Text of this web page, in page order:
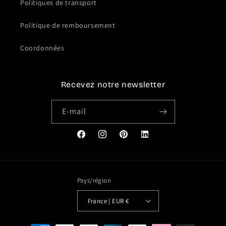
Politiques de transport
Politique de remboursement
Coordonnées
Recevez notre newsletter
E-mail
FacebookInstagramPinterestTranslation
Pays/région
France | EUR €